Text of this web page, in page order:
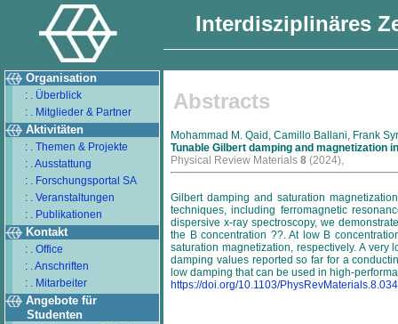
Interdisziplinäres
Organisation
: . Überblick
: . Mitglieder & Partner
Aktivitäten
: . Themen & Projekte
: . Ausstattung
: . Forschungsportal SA
: . Veranstaltungen
: . Publikationen
Kontakt
: . Office
: . Anschriften
: . Mitarbeiter
Angebote für
Studenten
Abstracts
Mohammad M. Qaid, Camillo Ballani, Frank
Tunable Gilbert damping and magnetization
Physical Review Materials 8 (2024),
Gilbert damping and saturation
techniques, including ferromagnetic
dispersive x-ray spectroscopy, we
the B concentration ??. At low B
saturation magnetization, respectively. A
damping values reported so far for a
low damping that can be used in high-
https://doi.org/10.1103/